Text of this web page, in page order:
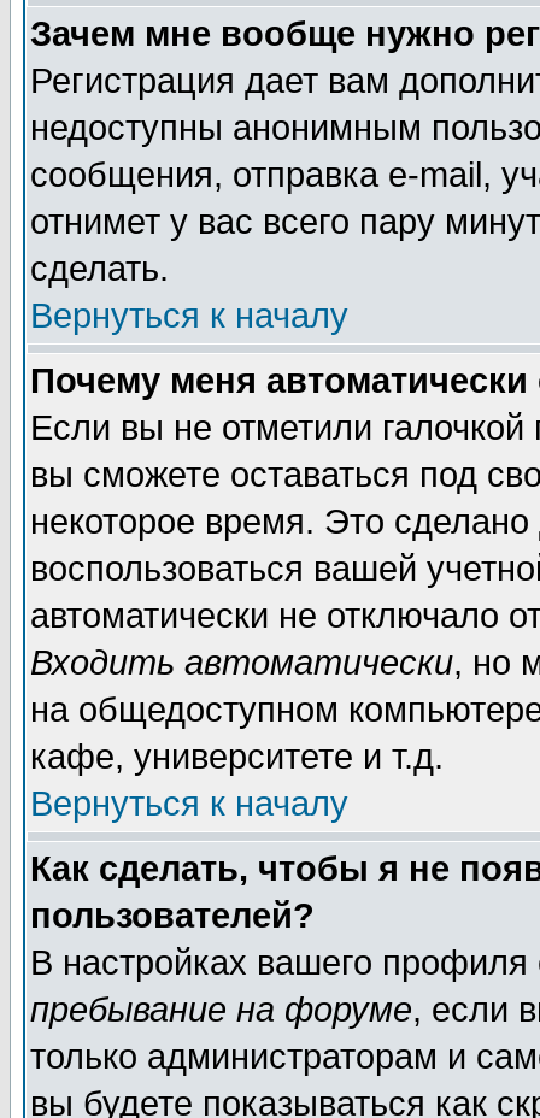
Зачем мне вообще нужно
Регистрация дает вам
недоступны анонимным
сообщения, отправка e-mail,
отнимет у вас всего пару
сделать.
Вернуться к началу
Почему меня автоматически
Если вы не отметили галочкой
вы сможете оставаться под
некоторое время. Это
воспользоваться вашей
автоматически не отключало
Входить автоматически, но
на общедоступном
кафе, университете и т.д.
Вернуться к началу
Как сделать, чтобы я не
пользователей?
В настройках вашего
пребывание на форуме, если
только администраторам и
вы будете показываться как